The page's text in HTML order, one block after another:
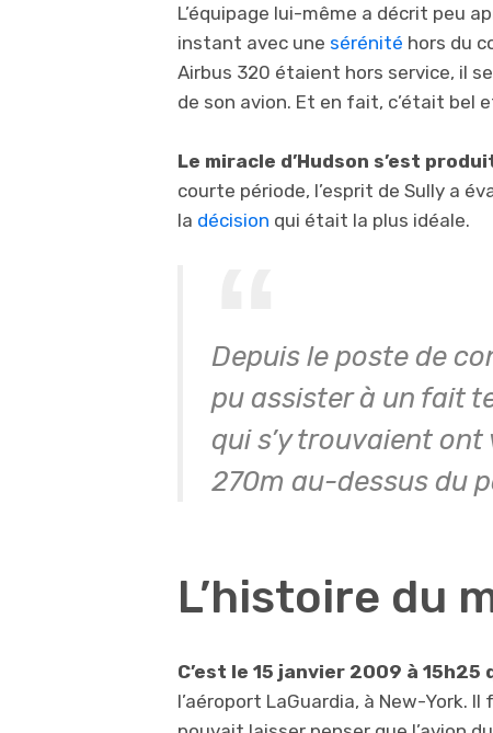
L’équipage lui-même a décrit peu
instant avec une sérénité hors du
Airbus 320 étaient hors service, il
de son avion. Et en fait, c’était bel
Le miracle d’Hudson s’est
courte période, l’esprit de Sully a
la décision qui était la plus idéale.
Depuis le poste de
pu assister à un fait
qui s’y trouvaient ont
270m au-dessus du
L’histoire du
C’est le 15 janvier 2009 à
l’aéroport LaGuardia, à New-York.